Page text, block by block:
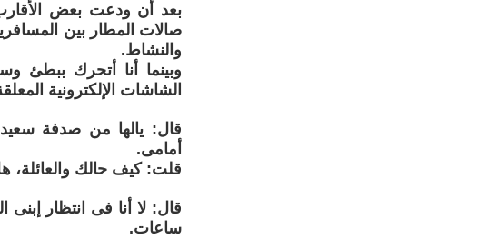
بعد أن ودعت بعض
صالات المطار بين
والنشاط.
وبينما أنا أتحرك
الشاشات الإلكترونية
قال: يالها من صدفة
أمامى.
قلت: كيف حالك
قال: لا أنا فى انتظار
ساعات.